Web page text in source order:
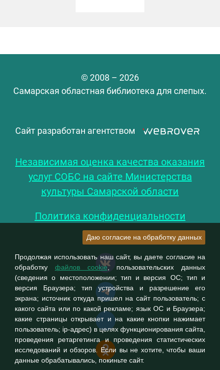
© 2008 – 2026
Самарская областная библиотека для слепых.
Сайт разработан агентством
Независимая оценка качества оказания
услуг СОБС на сайте Министерства
культуры Самарской области
Политика конфиденциальности
Даю согласие на обработку данных
Продолжая использовать наш сайт, вы даете согласие на
обработку файлов cookie, пользовательских данных
(сведения о местоположении; тип и версия ОС; тип и
версия Браузера; тип устройства и разрешение его
экрана; источник откуда пришел на сайт пользователь; с
какого сайта или по какой рекламе; язык ОС и Браузера;
какие страницы открывает и на какие кнопки нажимает
пользователь; ip-адрес) в целях функционирования сайта,
проведения ретаргетинга и проведения статистических
исследований и обзоров. Если вы не хотите, чтобы ваши
данные обрабатывались, покиньте сайт.